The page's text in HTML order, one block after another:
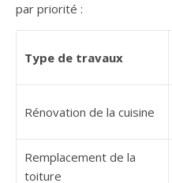
par priorité :
Type de travaux
Rénovation de la cuisine
Remplacement de la
toiture